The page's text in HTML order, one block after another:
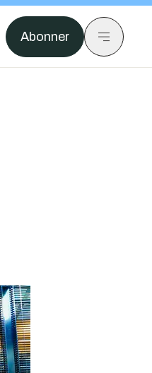
Abonner